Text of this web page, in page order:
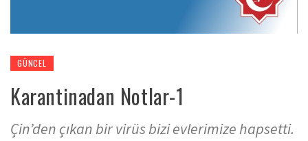
GÜNCEL
Karantinadan Notlar-1
Çin’den çıkan bir virüs bizi evlerimize hapsetti.